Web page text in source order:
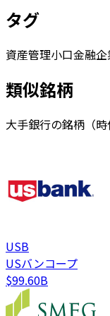
タグ
資産管理小口金融企
類似銘柄
大手銀行の銘柄（時
USB
USバンコープ
$99.60B